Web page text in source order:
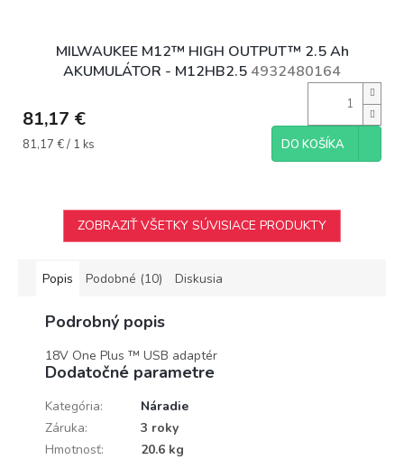
MILWAUKEE M12™ HIGH OUTPUT™ 2.5 Ah
AKUMULÁTOR - M12HB2.5 4932480164
81,17 €
Jednotková
81,17 € / 1 ks DO KOŠÍKA
ZOBRAZIŤ VŠETKY SÚVISIACE PRODUKTY
Popis Podobné (10) Diskusia
Podrobný popis
18V One Plus ™ USB adaptér
Dodatočné parametre
Kategória:
Náradie
Záruka:
3 roky
Hmotnosť:
20.6 kg